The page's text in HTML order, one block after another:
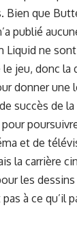
Bien que
publié
ne
jeu, donc
donner une
succès de
et de
la carrière
les
à ce qu’il